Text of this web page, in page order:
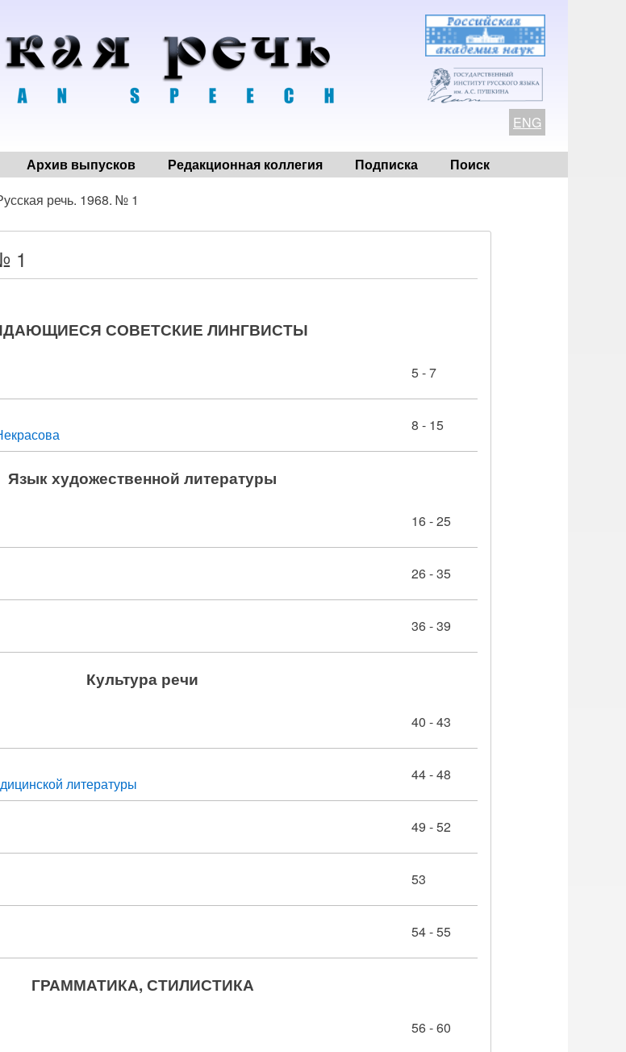
ENG
Архив выпусков Редакционная коллегия Подписка Поиск
речь. 1968. № 1
1
СОВЕТСКИЕ ЛИНГВИСТЫ
5 - 7
8 - 15
Язык художественной литературы
16 - 25
26 - 35
36 - 39
Культура речи
40 - 43
литературы
44 - 48
49 - 52
53
54 - 55
ГРАММАТИКА, СТИЛИСТИКА
56 - 60